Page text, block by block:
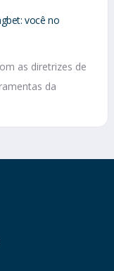
você no
as diretrizes de
da